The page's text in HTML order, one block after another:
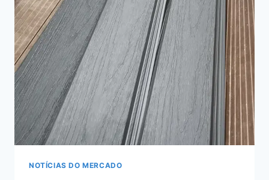
DA
UTILIZAÇÃO
DE
REVESTIMENTOS
EXTERIORES
EM
WPC
PARA
A
SUA
CASA
NOTÍCIAS DO MERCADO